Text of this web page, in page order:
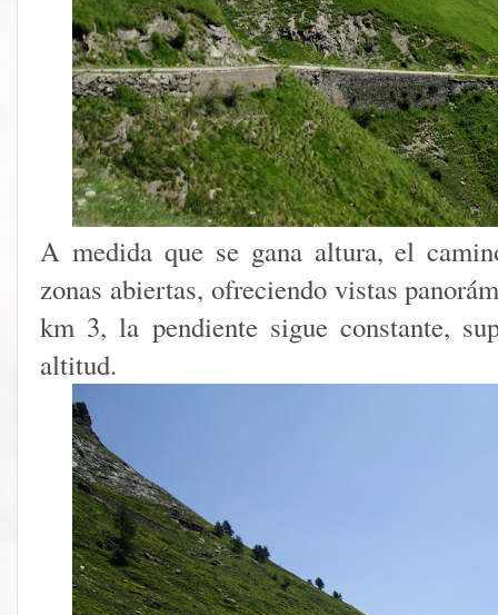
A medida que se gana altura, el
zonas abiertas, ofreciendo vistas
km 3, la pendiente sigue constante,
altitud.